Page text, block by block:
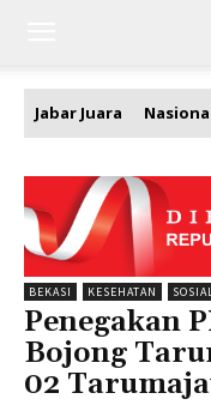
Jabar Juara
BEKASI KESEHATAN
Penegakan
Bojong
02